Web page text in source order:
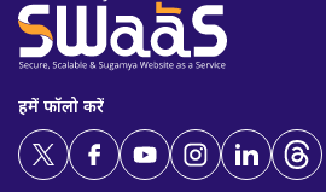
हमें फॉलो करें